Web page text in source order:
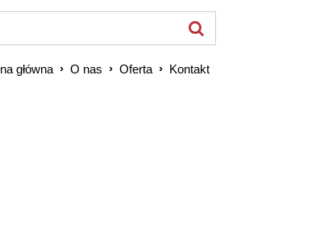
główna O nas Oferta Kontakt